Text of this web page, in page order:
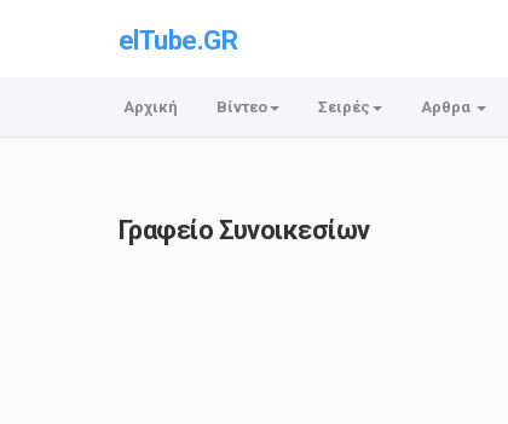
elTube.GR
Αρχική Βίντεο Σειρές Αρθρα
Γραφείο Συνοικεσίων